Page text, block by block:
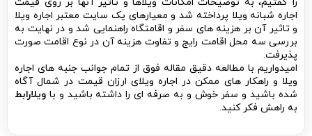
بررسی سه محل اقامت رایج و تفاوت هزینه آن در نوع اقامت صورت
پذیرفت.
امیدواریم با مطالعه دقیق مقاله فوق از تمام جوانب جنبه های اجاره
ویلا و راهکار های ممکن در اجاره ویلای ارزان قیمت در شمال آگاه
شده باشید و سفر خوش و به صرفه ای را داشته باشید و باویلارابط
به راهش فکر
کنید.